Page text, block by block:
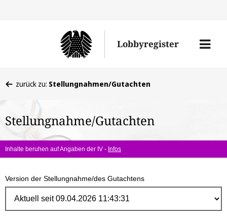
Lobbyregister
Menü
befinden
hier:
zurück zu: Stellungnahmen/Gutachten
Stellungnahme/Gutachten
Inhalte beruhen auf Angaben der IV - Infos
Version der Stellungnahme/des Gutachtens